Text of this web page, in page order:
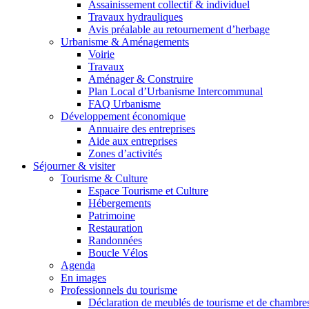
Assainissement collectif & individuel
Travaux hydrauliques
Avis préalable au retournement d’herbage
Urbanisme & Aménagements
Voirie
Travaux
Aménager & Construire
Plan Local d’Urbanisme Intercommunal
FAQ Urbanisme
Développement économique
Annuaire des entreprises
Aide aux entreprises
Zones d’activités
Séjourner & visiter
Tourisme & Culture
Espace Tourisme et Culture
Hébergements
Patrimoine
Restauration
Randonnées
Boucle Vélos
Agenda
En images
Professionnels du tourisme
Déclaration de meublés de tourisme et de